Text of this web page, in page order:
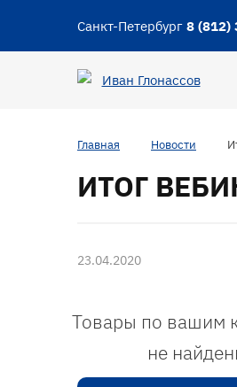
Санкт-Петербург 8 (812)
Главная Новости
ИТОГ
23.04.2020
Товары по вашим
не